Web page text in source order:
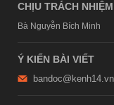
CHỊU TRÁCH
Bà Nguyễn Bích Minh
Ý KIẾN BÀI VIẾT
bandoc@kenh14.vn